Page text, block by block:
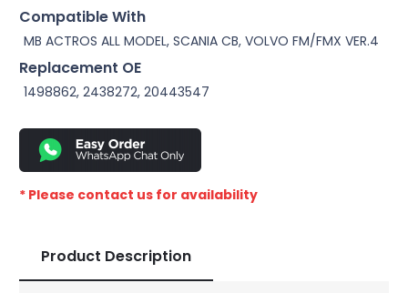
Compatible With
MB ACTROS ALL MODEL, SCANIA CB, VOLVO FM/FMX VER.4
Replacement OE
1498862, 2438272, 20443547
* Please contact us for availability
Product Description